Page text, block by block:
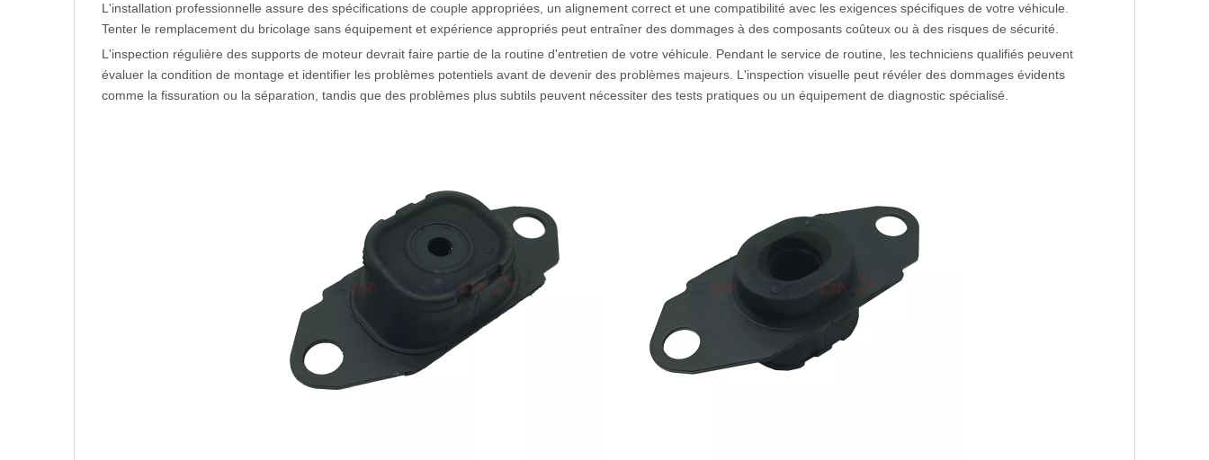
L'installation professionnelle assure des spécifications de couple appropriées, un alignement correct et une compatibilité avec les exigences spécifiques de votre véhicule.
Tenter le remplacement du bricolage sans équipement et expérience appropriés peut entraîner des dommages à des composants coûteux ou à des risques de sécurité.
L'inspection régulière des supports de moteur devrait faire partie de la routine d'entretien de votre véhicule. Pendant le service de routine, les techniciens qualifiés peuvent
évaluer la condition de montage et identifier les problèmes potentiels avant de devenir des problèmes majeurs. L'inspection visuelle peut révéler des dommages évidents
comme la fissuration ou la séparation, tandis que des problèmes plus subtils peuvent nécessiter des tests pratiques ou un équipement de diagnostic spécialisé.